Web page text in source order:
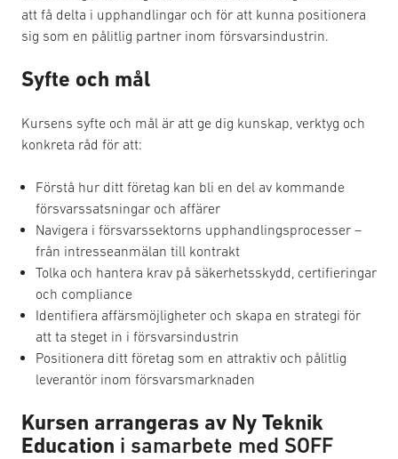
att få delta i upphandlingar och för att kunna positionera
sig som en pålitlig partner inom försvarsindustrin.
Syfte och mål
Kursens syfte och mål är att ge dig kunskap, verktyg och
konkreta råd för att:
Förstå hur ditt företag kan bli en del av kommande
försvarssatsningar och affärer
Navigera i försvarssektorns upphandlingsprocesser –
från intresseanmälan till kontrakt
Tolka och hantera krav på säkerhetsskydd, certifieringar
och compliance
Identifiera affärsmöjligheter och skapa en strategi för
att ta steget in i försvarsindustrin
Positionera ditt företag som en attraktiv och pålitlig
leverantör inom försvarsmarknaden
Kursen arrangeras av Ny Teknik
Education i samarbete med SOFF